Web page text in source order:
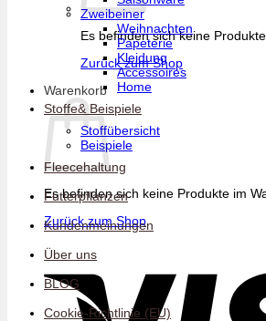
Es befinden sich keine
Zurück zum Shop
Warenkorb
Es befinden sich keine Produkte im
Zurück zum Shop
Zweibeiner
Weihnachten
Papeterie
Kleidung
Accessoires
Home
Stoffe& Beispiele
Stoffübersicht
Beispiele
Fleecehaltung
Futterpflanzen
Kundenmeinungen
Über uns
BLOG
Cookie-Richtlinie (EU)